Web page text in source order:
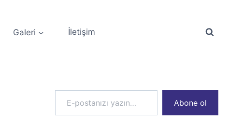
Galeri İletişim
E-postanızı yazın…
Abone ol